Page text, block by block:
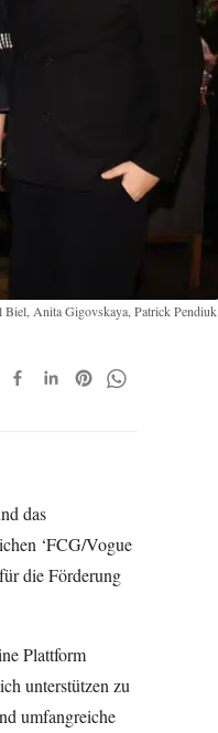
Anita Gigovskaya, Patrick Pendiuk
das
‘FCG/Vogue
die Förderung
Plattform
unterstützen zu
umfangreiche